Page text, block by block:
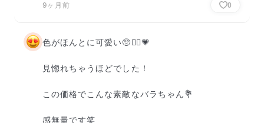
9ヶ月前 0
色がほんとに可愛い🥺✌🏻💗
見惚れちゃうほどでした！
この価格でこんな素敵なバラちゃん💐
感無量です笑